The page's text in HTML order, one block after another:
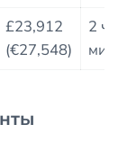
£23,912
(€27,548)
2 ч
мин